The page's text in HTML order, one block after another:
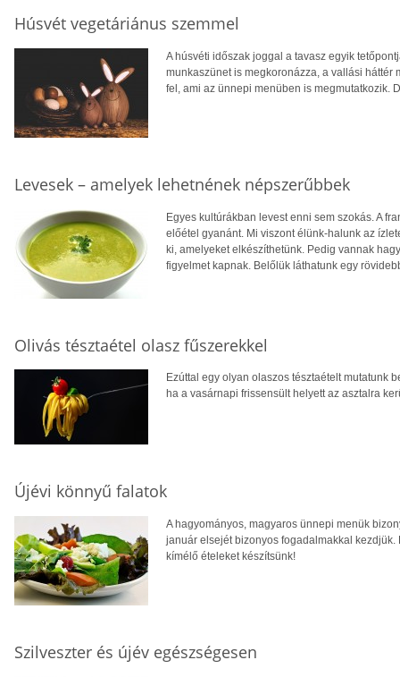
Húsvét vegetáriánus szemmel
A húsvéti időszak joggal a tavasz egyik
munkaszünet is megkoronázza, a vallási háttér
fel, ami az ünnepi menüben is megmutatkozik.
Levesek – amelyek lehetnének népszerűbbek
Egyes kultúrákban levest enni sem szokás. A
előétel gyanánt. Mi viszont élünk-halunk az
ki, amelyeket elkészíthetünk. Pedig vannak
figyelmet kapnak. Belőlük láthatunk egy
Olivás tésztaétel olasz fűszerekkel
Ezúttal egy olyan olaszos tésztaételt mutatunk
ha a vasárnapi frissensült helyett az asztalra
Újévi könnyű falatok
A hagyományos, magyaros ünnepi menük
január elsejét bizonyos fogadalmakkal
kímélő ételeket készítsünk!
Szilveszter és újév egészségesen